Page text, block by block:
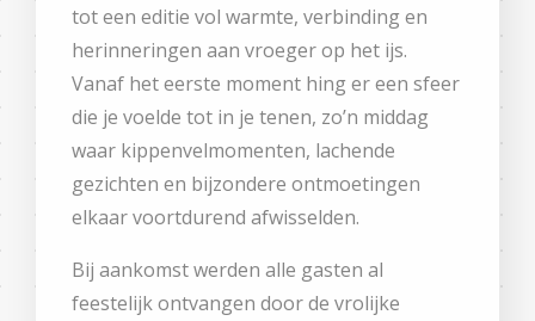
tot een editie vol warmte, verbinding en
herinneringen aan vroeger op het ijs.
Vanaf het eerste moment hing er een sfeer
die je voelde tot in je tenen, zo’n middag
waar kippenvelmomenten, lachende
gezichten en bijzondere ontmoetingen
elkaar voortdurend afwisselden.
Bij aankomst werden alle gasten al
feestelijk ontvangen door de vrolijke